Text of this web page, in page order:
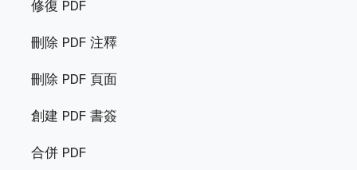
修復 PDF
刪除 PDF 注釋
刪除 PDF 頁面
創建 PDF 書簽
合併 PDF